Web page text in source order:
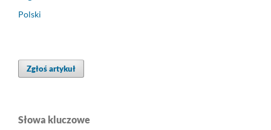
Polski
Zgłoś artykuł
Słowa kluczowe